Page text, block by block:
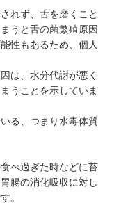
れず、舌を磨くこと
うと舌の菌繁殖原因
性もあるため、個人
は、水分代謝が悪く
うことを示していま
る、つまり水毒体質
べ過ぎた時などに苔
腸の消化吸収に対し
。